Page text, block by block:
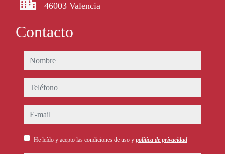
46003 Valencia
Contacto
nombre
teléfono
e-mail
He leído y acepto las condiciones de uso y política de privacidad